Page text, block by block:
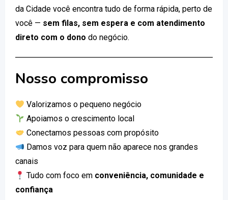
da Cidade você encontra tudo de forma rápida, perto de
você — sem filas, sem espera e com atendimento
direto com o dono do negócio.
Nosso compromisso
Valorizamos o pequeno negócio
Apoiamos o crescimento local
Conectamos pessoas com propósito
Damos voz para quem não aparece nos grandes
canais
Tudo com foco em conveniência, comunidade e
confiança